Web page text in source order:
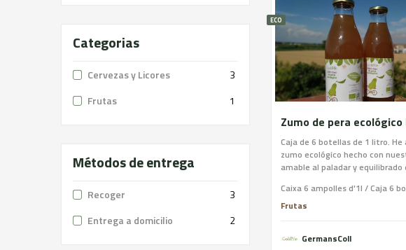
ECO
Caja de 6 botellas de 1 litro. He
zumo ecológico hecho con
amable al paladar y equilibrado
fresco después de agitar. Este
color bronce proviene de peras
es ideal como refresco para
grandes de la casa. Certificado
Frutas
GermansColl
Categorias
Cervezas y Licores
3
Frutas
1
Métodos de entrega
Recoger
3
Entrega a domicilio
2